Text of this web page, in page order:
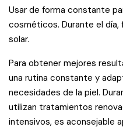
Usar de forma constante
cosméticos. Durante el
solar.
Para obtener mejores
una rutina constante y
necesidades de la piel.
utilizan tratamientos
intensivos, es aconsejable